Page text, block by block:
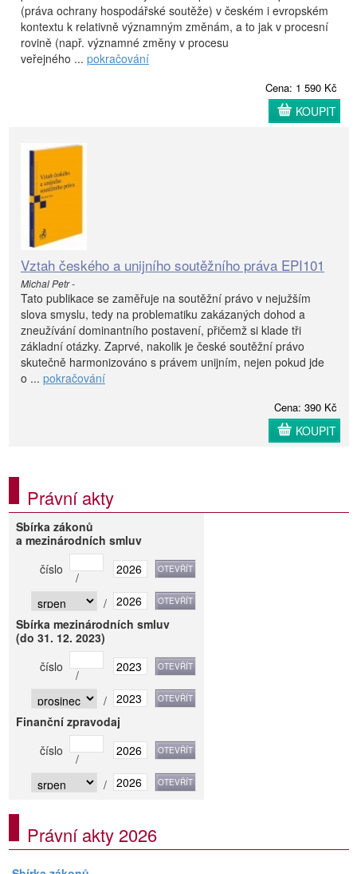
(práva ochrany hospodářské soutěže) v českém i evropském
kontextu k relativně významným změnám, a to jak v procesní
rovině (např. významné změny v procesu
veřejného ... pokračování
Cena: 1 590 Kč
KOUPIT
Vztah českého a unijního soutěžního práva EPI101
Michal Petr -
Tato publikace se zaměřuje na soutěžní právo v nejužším
slova smyslu, tedy na problematiku zakázaných dohod a
zneužívání dominantního postavení, přičemž si klade tři
základní otázky. Zaprvé, nakolik je české soutěžní právo
skutečně harmonizováno s právem unijním, nejen pokud jde
o ... pokračování
Cena: 390 Kč
KOUPIT
Právní akty
Sbírka zákonů
a mezinárodních smluv
číslo
/
/
Sbírka mezinárodních smluv
(do 31. 12. 2023)
číslo
/
/
Finanční zpravodaj
číslo
/
/
Právní akty 2026